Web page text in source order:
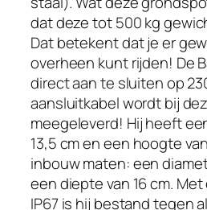
p
r
i
j
s
w
a
s
:
€
€
7
9
.
9
5
dat deze tot 500 kg
Dat betekent dat je er
overheen kunt rijden! De
direct aan te sluiten op
aansluitkabel wordt bij
meegeleverd! Hij heeft
13,5 cm en een hoogte
inbouw maten: een
een diepte van 16 cm.
IP67 is hij bestand tegen